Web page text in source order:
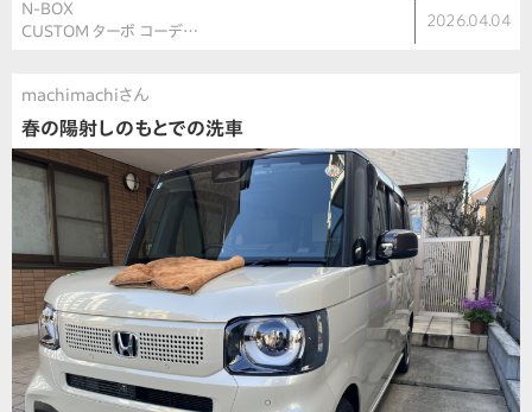
N-BOX
CUSTOM ターボ コーデ…
2026.04.04
machimachiさん
春の陽射しのもとでの洗車